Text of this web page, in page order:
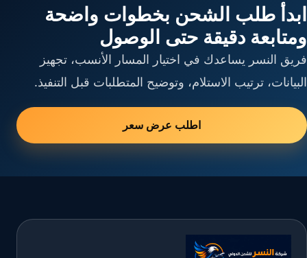
ابدأ طلب الشحن بخطوات واضحة
ومتابعة دقيقة حتى الوصول
فريق النسر يساعدك في اختيار المسار الأنسب، تجهيز
البيانات، ترتيب الاستلام، وتوضيح المتطلبات قبل التنفيذ.
اطلب عرض سعر